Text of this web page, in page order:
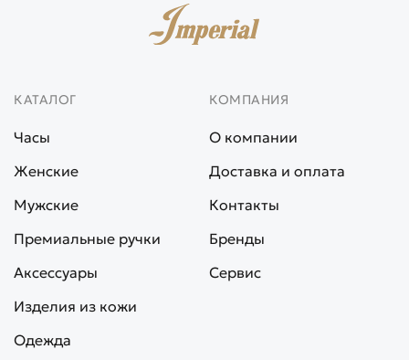
КАТАЛОГ
Часы
Женские
Мужские
Премиальные ручки
Аксессуары
Изделия из кожи
Одежда
КОМПАНИЯ
О компании
Доставка и оплата
Контакты
Бренды
Сервис